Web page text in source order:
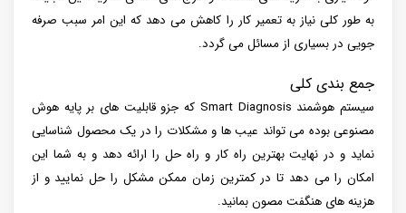
به طور کلی نیاز به تعمیر کار را کاهش می دهد که این امر سبب صرفه
جویی در بسیاری از مسائل می گردد.
جمع بندی کلی
سیستم هوشمند Smart Diagnosis که جزو قابلیت های بر پایه هوش
مصنوعی بوده می تواند عیب ها و مشکلات را در یک محصول شناسایی
نماید و در نهایت بهترین راه کار و راه حل را ارائه دهد و به شما این
امکان را می دهد تا در کمترین زمان ممکن مشکل را حل نمایید و از
هزینه های هنگفت مصون بمانید.